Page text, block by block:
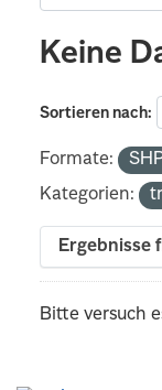
Keine
Sortieren nach
Formate:
Kategorien:
Ergebnisse
Bitte versuch